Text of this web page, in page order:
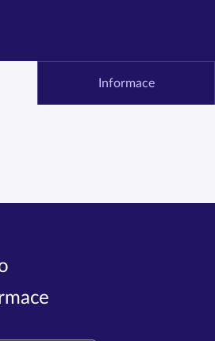
Informace